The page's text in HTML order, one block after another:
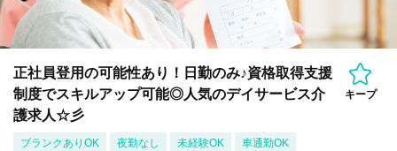
正社員登用の可能性あり！日勤のみ♪資格取得支援
制度でスキルアップ可能◎人気のデイサービス介
護求人☆彡
キープ
ブランクありOK 夜勤なし 未経験OK 車通勤OK